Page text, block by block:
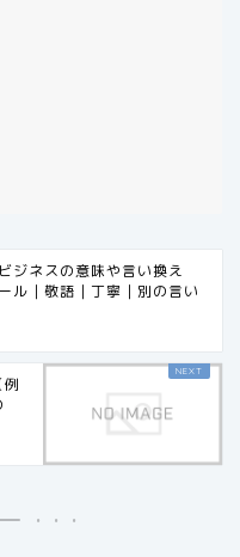
ジネスの意味や言い換え
ル｜敬語｜丁寧｜別の言い